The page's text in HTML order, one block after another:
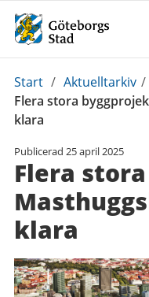
Du
är
här:
Start / Aktuelltarkiv /
Flera stora
klara
Publicerad 25 april 2025
Flera
klara